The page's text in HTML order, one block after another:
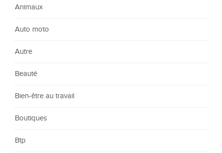
Animaux
Auto moto
Autre
Beauté
Bien-être au travail
Boutiques
Btp